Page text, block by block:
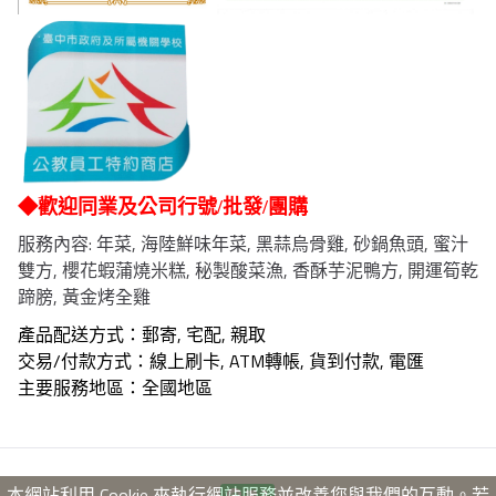
◆歡迎同業及公司行號/批發/團購
服務內容: 年菜, 海陸鮮味年菜, 黑蒜烏骨雞, 砂鍋魚頭, 蜜汁
雙方, 櫻花蝦蒲燒米糕, 秘製酸菜漁, 香酥芋泥鴨方, 開運筍乾
蹄膀, 黃金烤全雞
產品配送方式：郵寄, 宅配, 親取
交易/付款方式：線上刷卡, ATM轉帳, 貨到付款, 電匯
主要服務地區：全國地區